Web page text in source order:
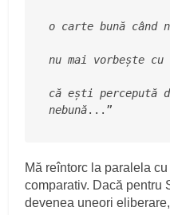
o carte bună când
nu mai vorbește
că ești percepută
nebună...”
Mă reîntorc la paralela
comparativ. Dacă pentru
devenea uneori